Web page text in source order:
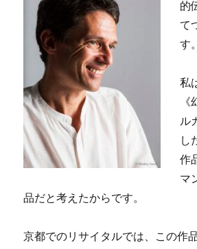
的
て
す。
私
ル
し
作
マ
品だと考えたからです。
京都でのリサイタルでは、この作